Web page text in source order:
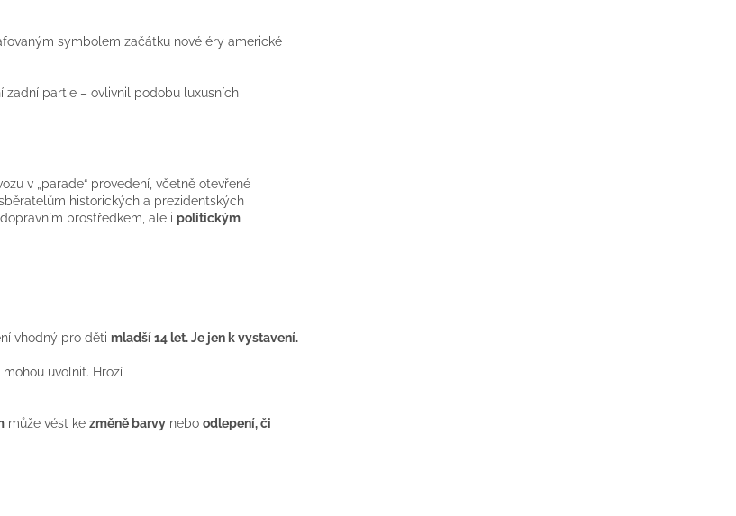
symbolem začátku nové éry americké
zadní partie – ovlivnil podobu luxusních
v „parade“ provedení, včetně otevřené
historických a prezidentských
prostředkem, ale i politickým
vhodný pro děti mladší 14 let.Je jen k vystavení.
mohou uvolnit. Hrozí
může vést ke změně barvy nebo odlepení, či